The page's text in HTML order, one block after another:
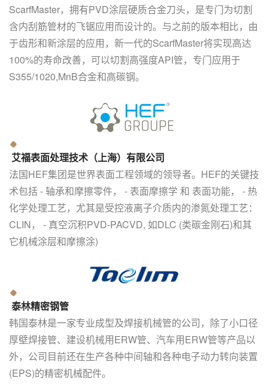
ScarfMaster，拥有PVD涂层硬质合金刀头，是专门为切割
含内刮筋管材的飞锯应用而设计的。与之前的版本相比，由
于齿形和新涂层的应用，新一代的ScarfMaster将实现高达
100%的寿命改善，可以切割高强度API管，专门应用于
S355/1020,MnB合金和高碳钢。
艾福表面处理技术（上海）有限公司
法国HEF集团是世界表面工程领域的领导者。HEF的关键技
术包括 - 轴承和摩擦零件， - 表面摩擦学 和 表面功能， - 热
化学处理工艺，尤其是受控液离子介质内的渗氮处理工艺：
CLIN， - 真空沉积PVD-PACVD, 如DLC (类碳金刚石)和其
它机械涂层和摩擦涂)
泰林精密钢管
韩国泰林是一家专业成型及焊接机械管的公司，除了小口径
厚壁焊接管、建设机械用ERW管、汽车用ERW管等产品以
外，公司目前还在生产各种中间轴和各种电子动力转向装置
(EPS)的精密机械配件。